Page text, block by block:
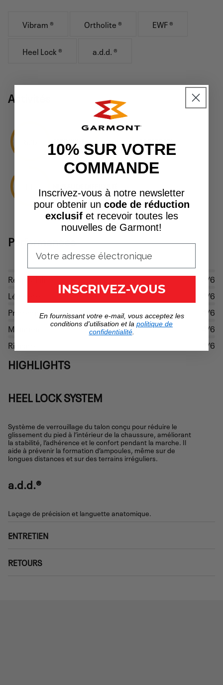
Vibram ® Ortholite ® EWF ®
Heel Lock ® a.d.d. ®
Activités
6/6
Performances
Respirabilité
5/6
Légèreté
4/6
Protection
4/6
Maintien
4/6
Rigidité
4/6
HIGHLIGHTS
HEEL LOCK SYSTEM
Système de verrouillage du talon conçu pour réduire le
glissement du pied à l’intérieur de la chaussure, améliorant
la stabilité, l’adhérence et le confort pendant la marche. Il
aide à prévenir la formation d’ampoules, même sur de
longues distances et sur des terrains irréguliers.
a.d.d.®
Laçage de précision et languette anatomique.
ENTRETIEN
RETOURS
10% SUR VOTRE
COMMANDE
Inscrivez-vous à notre newsletter
pour obtenir un code de réduction
exclusifet recevoir toutes les
nouvelles de Garmont!
INSCRIVEZ-VOUS
En fournissant votre e-mail, vous acceptez les
conditions d'utilisation et la politique de
confidentialité.